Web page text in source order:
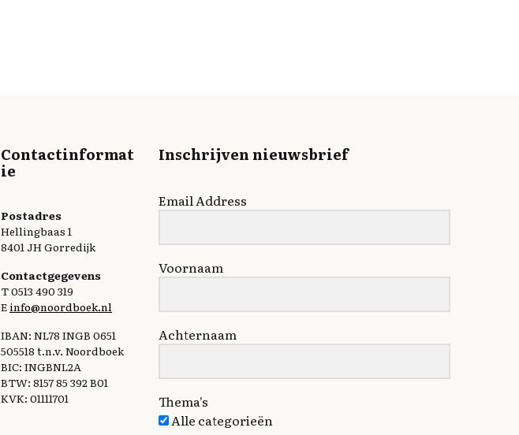
Contactinformat
ie
Postadres
Hellingbaas 1
8401 JH Gorredijk
Contactgegevens
T 0513 490 319
E info@noordboek.nl
IBAN: NL78 INGB 0651
505518 t.n.v. Noordboek
BIC: INGBNL2A
BTW: 8157 85 392 B01
KVK: 01111701
Inschrijven nieuwsbrief
Email Address
Voornaam
Achternaam
Thema's
Alle categorieën